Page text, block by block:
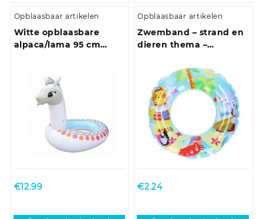
Opblaasbaar artikelen
Witte opblaasbare
alpaca/lama 95 cm
€12.99
Opblaasbaar artikelen
Zwemband – strand en
dieren thema –
blauw – vinyl
€2.24